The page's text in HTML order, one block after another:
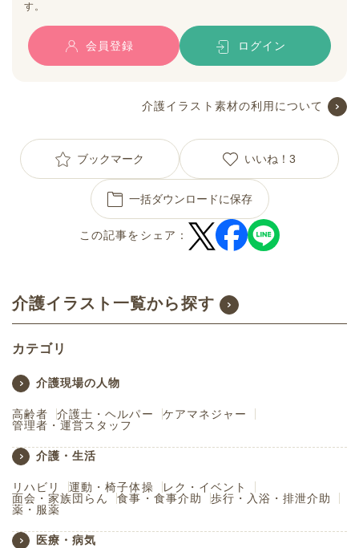
す。
会員登録 ログイン
介護イラスト素材の利用について
ブックマーク いいね！ 3
一括ダウンロードに保存
この記事をシェア：
介護イラスト一覧から探す
カテゴリ
介護現場の人物
高齢者 介護士・ヘルパー
ケアマネジャー
管理者・運営スタッフ
介護・生活
リハビリ 運動・椅子体操
レク・イベント
面会・家族団らん
食事・食事介助
歩行・入浴・排泄介助
薬・服薬
医療・病気